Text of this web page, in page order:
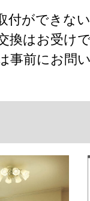
付ができな
換はお受け
事前にお問